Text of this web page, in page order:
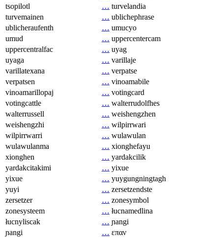
tsopilotl
… turvelandia
turvemainen
… ublichephrase
ublicheraufenth
… umucyo
umud
… uppercentercam
uppercentralfac
… uyag
uyaga
… varillaje
varillatexana
… verpatse
verpatsen
… vinoamabile
vinoamarillopaj
… votingcard
votingcattle
… walterrudolfhes
walterrussell
… weishengzhen
weishengzhi
… wilpirrwari
wilpirrwarri
… wulawulan
wulawulanma
… xionghefayu
xionghen
… yardakcilik
yardakcitakimi
… yixue
yixue
… yuygungningtagh
yuyi
… zersetzendste
zersetzer
… zonesymbol
zonesysteem
… łucnamedlina
łucnyliscak
… ɲangi
ɲangi
… επαν